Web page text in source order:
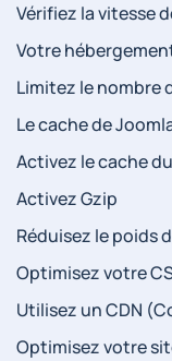
Vérifiez la vitesse
Votre
Limitez le nombre
Le cache de
Activez le cache
Activez Gzip
Réduisez le poids
Optimisez votre
Utilisez un CDN
Optimisez votre